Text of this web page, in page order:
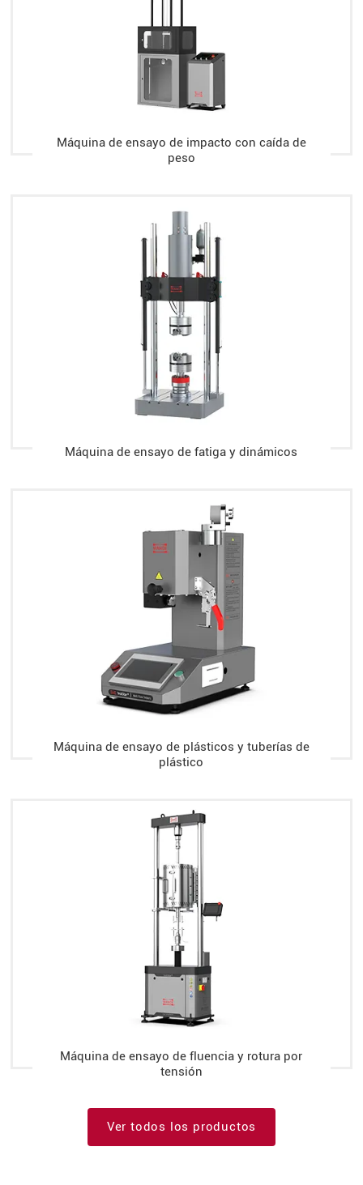
Máquina de ensayo de impacto con caída de
peso
Máquina de ensayo de fatiga y dinámicos
Máquina de ensayo de plásticos y tuberías de
plástico
Máquina de ensayo de fluencia y rotura por
tensión
Ver todos los productos